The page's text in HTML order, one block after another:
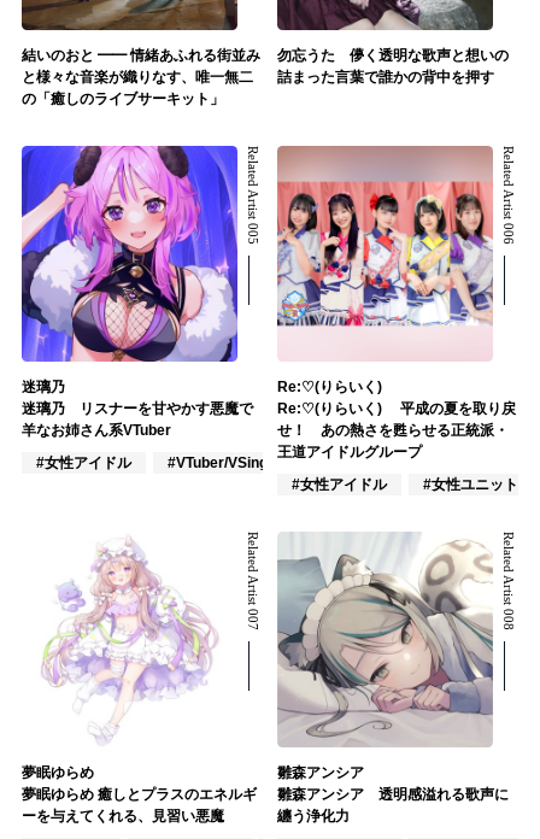
結いのおと ━━ 情緒あふれる街並み
と様々な音楽が織りなす、唯一無二
の「癒しのライブサーキット」
勿忘うた 儚く透明な歌声と想いの
詰まった言葉で誰かの背中を押す
Related Artist 005
迷璃乃
迷璃乃 リスナーを甘やかす悪魔で
羊なお姉さん系VTuber
#女性アイドル
#VTuber/VSinger #アニメ/ゲーム
Related Artist 006
Re:♡(りらいく)
Re:♡(りらいく) 平成の夏を取り戻
せ！ あの熱さを甦らせる正統派・
王道アイドルグループ
#女性アイドル
#女性ユニット
Related Artist 007
夢眠ゆらめ
夢眠ゆらめ 癒しとプラスのエネルギ
ーを与えてくれる、見習い悪魔
Related Artist 008
雛森アンシア
雛森アンシア 透明感溢れる歌声に
纏う浄化力